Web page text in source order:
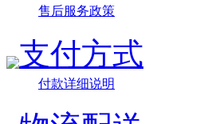
售后服务政策
支付方式
付款详细说明